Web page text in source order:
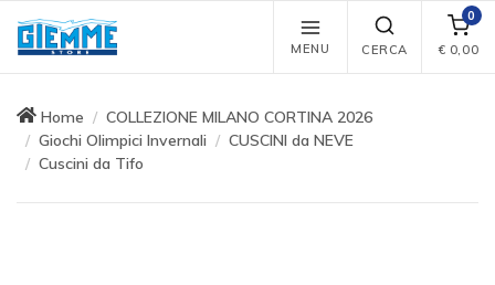
MENU CERCA
0
€ 0,00
Home
COLLEZIONE MILANO CORTINA 2026
Giochi Olimpici Invernali
CUSCINI da NEVE
Cuscini da Tifo